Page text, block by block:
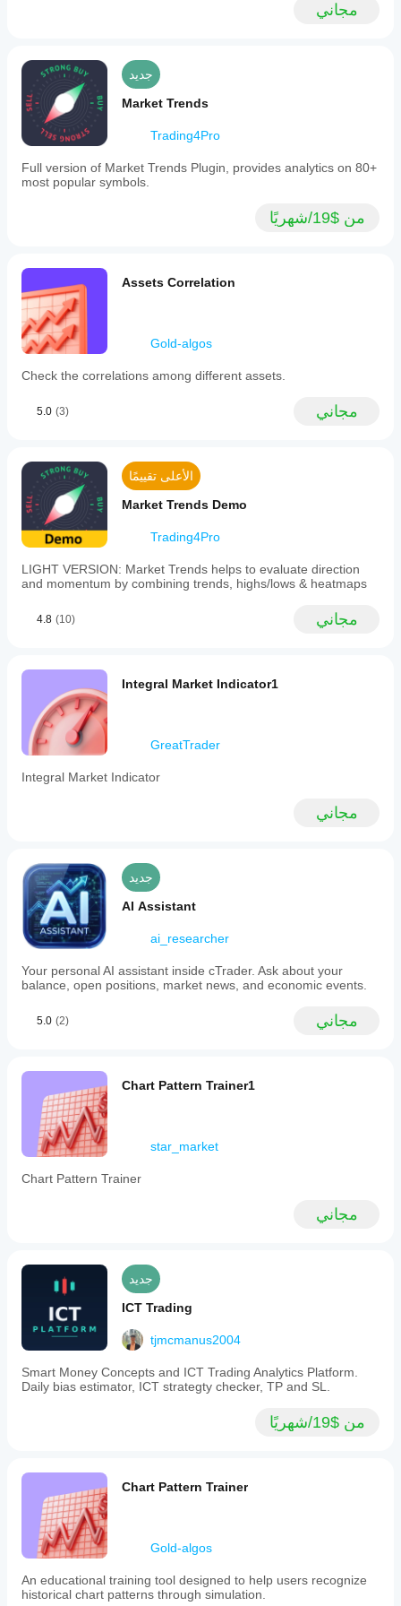
مجاني
جديد
Market Trends
Trading4Pro
Full version of Market Trends Plugin, provides analytics on 80+
most popular symbols.
من $19/شهريًا
Assets Correlation
Gold-algos
Check the correlations among different assets.
5.0 (3) مجاني
الأعلى تقييمًا
Market Trends Demo
Trading4Pro
LIGHT VERSION: Market Trends helps to evaluate direction
and momentum by combining trends, highs/lows & heatmaps
4.8 (10) مجاني
Integral Market Indicator1
GreatTrader
Integral Market Indicator
مجاني
جديد
AI Assistant
ai_researcher
Your personal AI assistant inside cTrader. Ask about your
balance, open positions, market news, and economic events.
5.0 (2) مجاني
Chart Pattern Trainer1
star_market
Chart Pattern Trainer
مجاني
جديد
ICT Trading
tjmcmanus2004
Smart Money Concepts and ICT Trading Analytics Platform.
Daily bias estimator, ICT strategty checker, TP and SL.
من $19/شهريًا
Chart Pattern Trainer
Gold-algos
An educational training tool designed to help users recognize
historical chart patterns through simulation.